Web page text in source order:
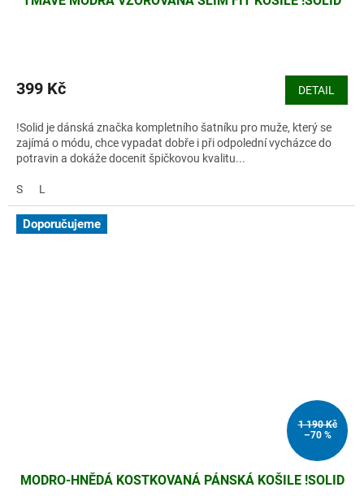
399 Kč DETAIL
!Solid je dánská značka kompletního šatníku pro muže, který se
zajímá o módu, chce vypadat dobře i při odpolední vycházce do
potravin a dokáže docenit špičkovou kvalitu...
S L
Doporučujeme
1 190 Kč
–70 %
MODRO-HNĚDÁ KOSTKOVANÁ PÁNSKÁ KOŠILE !SOLID